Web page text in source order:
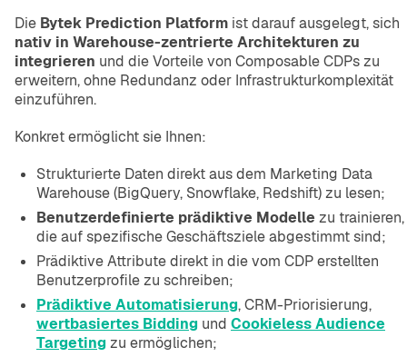
Die Bytek Prediction Platform ist darauf ausgelegt, sich
nativ in Warehouse-zentrierte Architekturen zu
integrieren und die Vorteile von Composable CDPs zu
erweitern, ohne Redundanz oder Infrastrukturkomplexität
einzuführen.
Konkret ermöglicht sie Ihnen:
Strukturierte Daten direkt aus dem Marketing Data
Warehouse (BigQuery, Snowflake, Redshift) zu lesen;
Benutzerdefinierte prädiktive Modelle zu trainieren,
die auf spezifische Geschäftsziele abgestimmt sind;
Prädiktive Attribute direkt in die vom CDP erstellten
Benutzerprofile zu schreiben;
Prädiktive Automatisierung, CRM-Priorisierung,
wertbasiertes Bidding und Cookieless Audience
Targetingzu ermöglichen;